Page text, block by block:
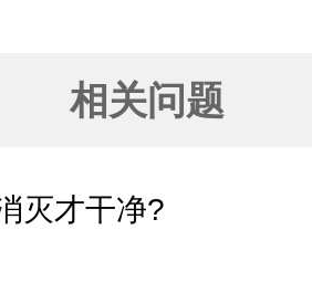
相关问题
灭才干净?